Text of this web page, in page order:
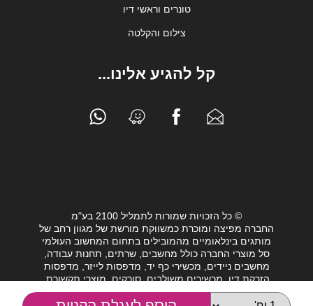
טונרים וראשי דיו
צילום והקלטה
קל להגיע אלינו...
© כל הזכויות שמורות לתמליל 2100 בע"מ
החברה מפיצה ומוכרת כמשווקת מורשת של מגוון רחב של
מותגים בינלאומיים מהמובילים בתחום המחשוב העולמי
סל מוצרי החברה כולל מחשבים, שרתים, תחנות עבודה,
מחשבים ניידים, מכשירי כף יד, מדפסות לייזר, מדפסות
הזרקת דיו, מכשירים משולבים, סורקים, מוצרי תקשורת,
חלקי מחשב, כונני גיבוי וציוד נלווה מגוון לעולם המחשבים.